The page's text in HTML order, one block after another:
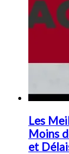
Les
Moins
et